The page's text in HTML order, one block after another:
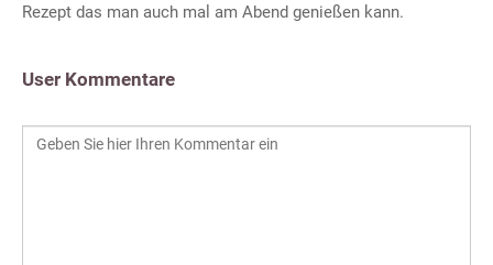
Rezept das man auch mal am Abend genießen kann.
User Kommentare